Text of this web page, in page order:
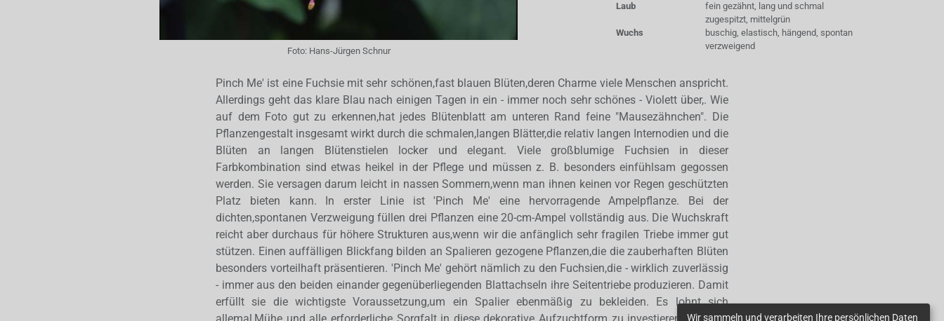
Foto: Hans-Jürgen Schnur
Laub
fein gezähnt, lang und schmal
zugespitzt, mittelgrün
Wuchs
buschig, elastisch, hängend, spontan
verzweigend
Pinch Me' ist eine Fuchsie mit sehr schönen,fast blauen Blüten,deren Charme viele Menschen anspricht.
Allerdings geht das klare Blau nach einigen Tagen in ein - immer noch sehr schönes - Violett über,. Wie
auf dem Foto gut zu erkennen,hat jedes Blütenblatt am unteren Rand feine "Mausezähnchen". Die
Pflanzengestalt insgesamt wirkt durch die schmalen,langen Blätter,die relativ langen Internodien und die
Blüten an langen Blütenstielen locker und elegant. Viele großblumige Fuchsien in dieser
Farbkombination sind etwas heikel in der Pflege und müssen z. B. besonders einfühlsam gegossen
werden. Sie versagen darum leicht in nassen Sommern,wenn man ihnen keinen vor Regen geschützten
Platz bieten kann. In erster Linie ist 'Pinch Me' eine hervorragende Ampelpflanze. Bei der
dichten,spontanen Verzweigung füllen drei Pflanzen eine 20-cm-Ampel vollständig aus. Die Wuchskraft
reicht aber durchaus für höhere Strukturen aus,wenn wir die anfänglich sehr fragilen Triebe immer gut
stützen. Einen auffälligen Blickfang bilden an Spalieren gezogene Pflanzen,die die zauberhaften Blüten
besonders vorteilhaft präsentieren. 'Pinch Me' gehört nämlich zu den Fuchsien,die - wirklich zuverlässig
- immer aus den beiden einander gegenüberliegenden Blattachseln ihre Seitentriebe produzieren. Damit
erfüllt sie die wichtigste Voraussetzung,um ein Spalier ebenmäßig zu bekleiden. Es lohnt sich
Wir sammeln und verarbeiten Ihre persönlichen Daten